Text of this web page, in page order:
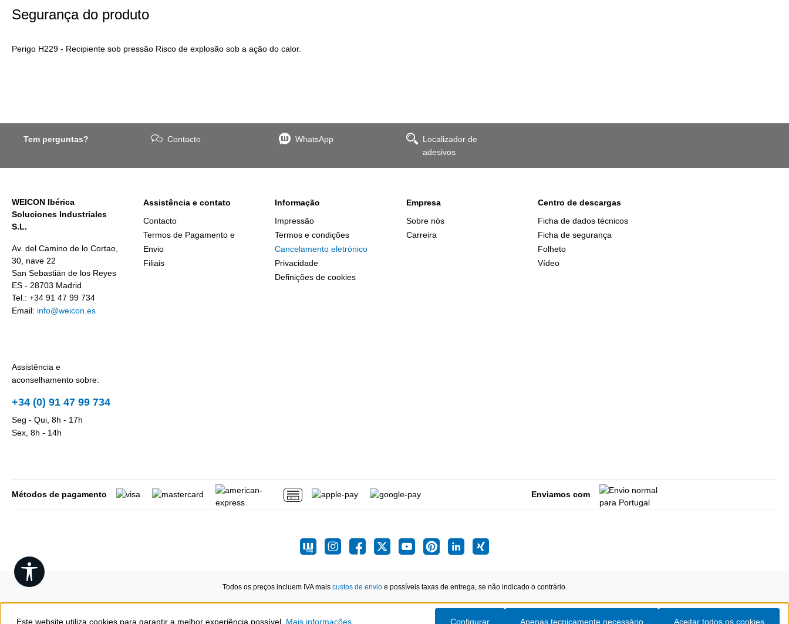
Segurança do produto
Perigo H229 - Recipiente sob pressão Risco de explosão sob a ação do calor.
Tem perguntas? Contacto WhatsApp
Localizador de
adesivos
WEICON Ibérica
Soluciones Industriales
S.L.
Av. del Camino de lo Cortao,
30, nave 22
San Sebastián de los Reyes
ES - 28703 Madrid
Tel.: +34 91 47 99 734
Email: info@weicon.es
Assistência e
aconselhamento sobre:
+34 (0) 91 47 99 734
Seg - Qui, 8h - 17h
Sex, 8h - 14h
Assistência e contato
Contacto
Termos de Pagamento e
Envio
Filiais
Informação
Impressão
Termos e condições
Cancelamento eletrónico
Privacidade
Definições de cookies
Empresa
Sobre nós
Carreira
Centro de descargas
Ficha de dados técnicos
Ficha de segurança
Folheto
Vídeo
Métodos de pagamento Enviamos com
Todos os preços incluem IVA mais custos de envioe possíveis taxas de entrega, se não indicado o contrário.
Show toolbar
Este website utiliza cookies para garantir a melhor experiência possível. Mais informações... Apenas tecnicamente necessário
Configurar Aceitar todos os cookies